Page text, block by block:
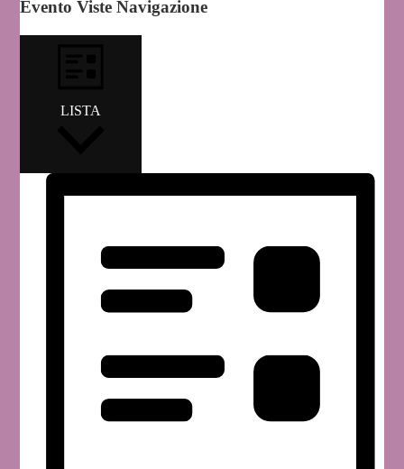
Evento Viste Navigazione
LISTA